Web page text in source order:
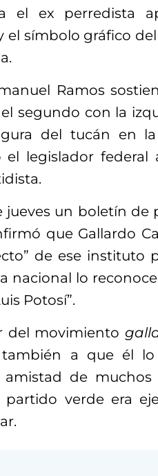
el ex perredista
el símbolo gráfico
Ramos
segundo con la
del tucán en
legislador federal
jueves un boletín de
que Gallardo
de ese instituto
nacional lo
Potosí”.
del movimiento
a que él
de muchos
verde era